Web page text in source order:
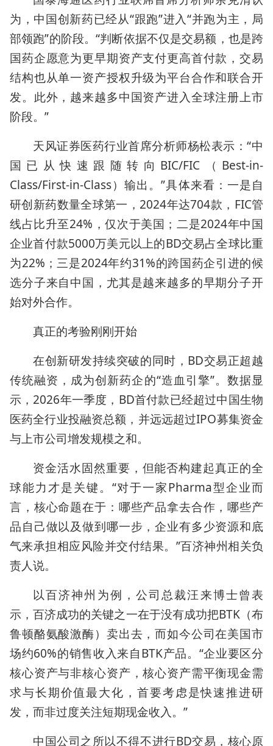
为，中国创新药已经从“跟跑”进入“并跑为主，局
部领跑”的阶段。“判断依据不仅是交易额，也是跨
国药企愿意为更早期资产支付更高首付款，交易
结构也从单一资产授权升级为平台合作和联合开
发。此外，越来越多中国资产进入全球注册上市
阶段。”
天风证券医药行业首席分析师杨松表示：“中
国已从快速跟随转向BIC/FIC（Best-in-
Class/First-in-Class）输出。”具体来看：一是自
研创新药数量全球第一，2024年达704款，FIC管
线占比升至24%，仅次于美国；二是2024年中国
企业首付款5000万美元以上的BD交易占全球比重
为22%；三是2024年约31%的跨国药企引进的候
选分子来自中国，尤其是越来越多的早期分子开
始对外合作。
真正的考验刚刚开始
在创新研发持续突破的同时，BD交易正超越
传统融资，成为创新药企的“造血引擎”。数据显
示，2026年一季度，BD首付款已经超过中国生物
医药全行业投融资总额，并远远超过IPO募集资金
与上市公司增发规模之和。
资金活水固然重要，但能否构建起真正的全
球能力才是关键。“对于一家Pharma型企业而
言，核心命题在于：哪些产品拿去合作，哪些产
品自己做以及做到哪一步，企业有多少资源和底
气来承担相应风险并交付结果。”百济神州相关负
责人说。
以百济神州为例，公司总裁汪来博士曾表
示，百济成功的关键之一在于没有成功把BTK（布
鲁顿酪氨酸激酶）卖出去，而如今公司在美国市
场约60%的销售收入来自BTK产品。“企业要区分
核心资产与非核心资产，核心资产需平衡现金需
求与长期价值最大化，首要考虑是快速推进研
发，而非过度关注短期现金收入。”
中国公司之所以不得不进行BD交易，核心原